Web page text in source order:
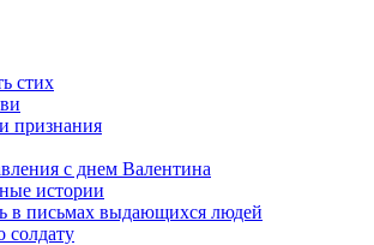
стих
признания
с днем Валентина
истории
в письмах выдающихся людей
солдату